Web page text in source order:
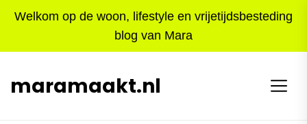
Welkom op de woon, lifestyle en vrijetijdsbesteding
blog van Mara
maramaakt.nl